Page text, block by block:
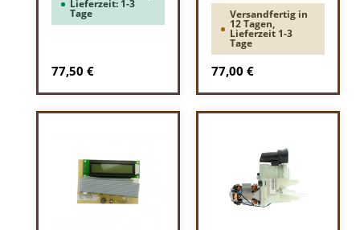
Lieferzeit: 1-3
Tage
Regulärer Preis:
77,50 €
Versandfertig in
12 Tagen,
Lieferzeit 1-3
Tage
Regulärer Preis:
77,00 €